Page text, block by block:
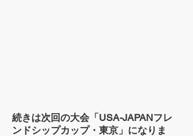
続きは次回の大会「USA-JAPANフレ
ンドシップカップ・東京」になりま